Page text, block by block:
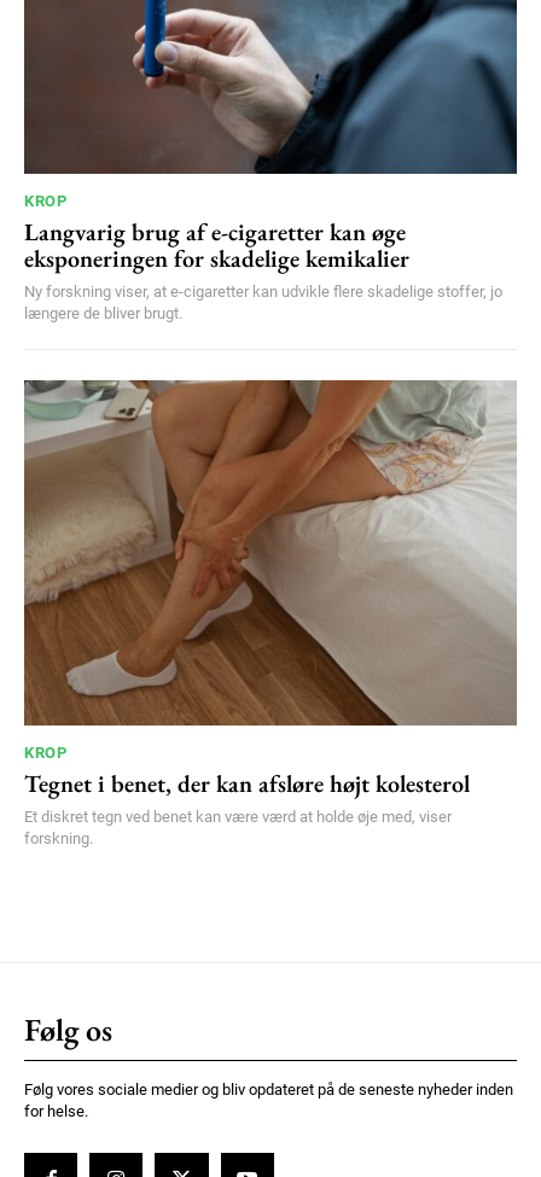
KROP
Langvarig brug af e-cigaretter kan øge
eksponeringen for skadelige kemikalier
Ny forskning viser, at e-cigaretter kan udvikle flere skadelige stoffer, jo
længere de bliver brugt.
KROP
Tegnet i benet, der kan afsløre højt kolesterol
Et diskret tegn ved benet kan være værd at holde øje med, viser
forskning.
Følg os
Følg vores sociale medier og bliv opdateret på de seneste nyheder inden
for helse.